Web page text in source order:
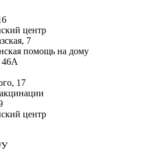
центр
7
помощь на дому
46А
17
центр
У